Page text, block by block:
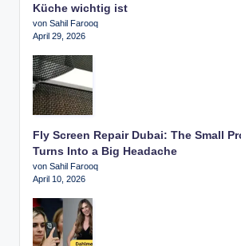
Küche wichtig ist
von Sahil Farooq
April 29, 2026
Fly Screen Repair Dubai: The Small
Turns Into a Big Headache
von Sahil Farooq
April 10, 2026